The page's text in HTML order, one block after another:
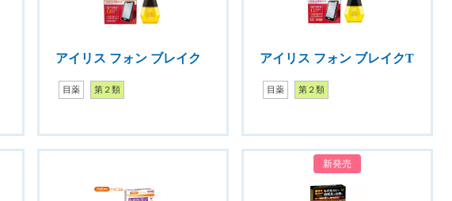
アイリス フォン ブレイク
目薬 第２類
アイリス フォン ブレイクT
目薬 第２類
新発売